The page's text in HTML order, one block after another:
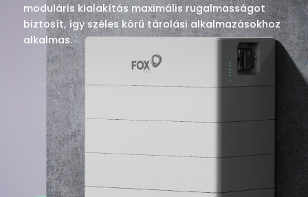
moduláris kialakítás maximális rugalmasságot
biztosít, így széles körű tárolási alkalmazásokhoz
alkalmas.